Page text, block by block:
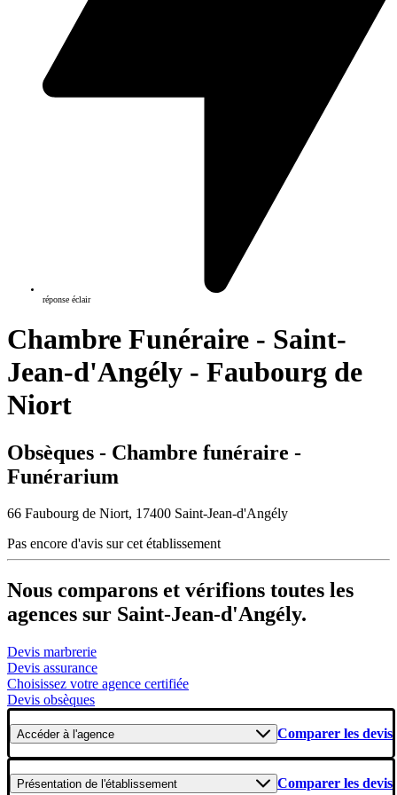
réponse éclair
Chambre Funéraire - Saint-
Jean-d'Angély - Faubourg de
Niort
Obsèques - Chambre funéraire -
Funérarium
66 Faubourg de Niort, 17400 Saint-Jean-d'Angély
Pas encore d'avis sur cet établissement
Nous comparons et vérifions toutes les
agences sur Saint-Jean-d'Angély.
Devis marbrerie
Devis assurance
Choisissez votre agence certifiée
Devis obsèques
Accéderà l'agence Comparer les devis
Présentation de l'établissement Comparer les devis